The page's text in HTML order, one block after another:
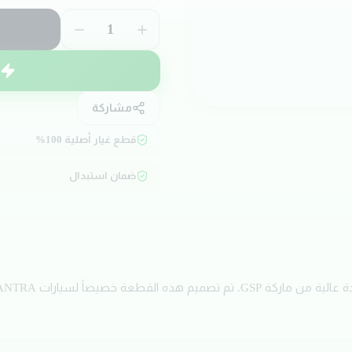
1
مشاركة
قطع غيار أصلية 100%
ضمان استبدال